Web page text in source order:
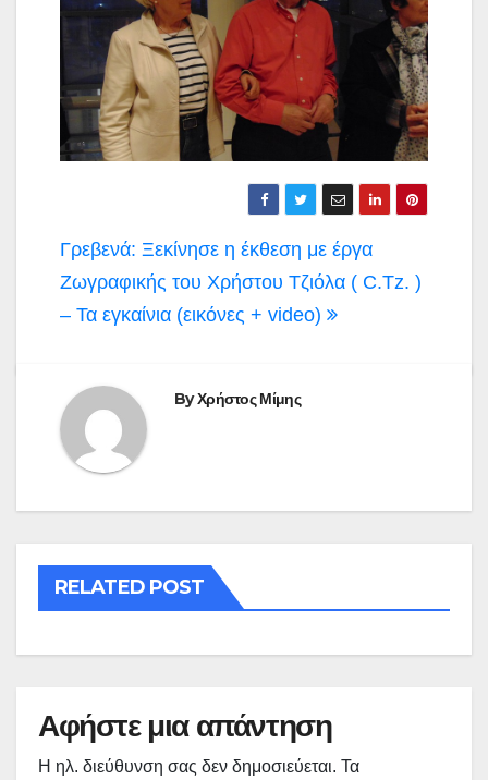
Πλοήγηση
άρθρων
Γρεβενά: Ξεκίνησε η έκθεση με έργα
Ζωγραφικής του Χρήστου Τζιόλα ( C.Tz. )
– Τα εγκαίνια (εικόνες + video)
ByΧρήστος Μίμης
RELATED POST
Αφήστε μια απάντηση
Η ηλ. διεύθυνση σας δεν δημοσιεύεται. Τα